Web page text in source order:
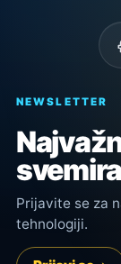
NEWSLETTER
Prijavite se za
tehnologiji.